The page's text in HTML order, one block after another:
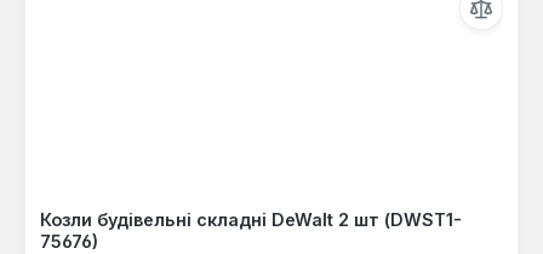
Козли будівельні складні DeWalt 2 шт (DWST1-
75676)